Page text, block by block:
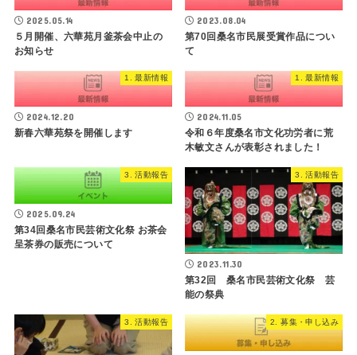
2025.05.14
５月開催、六華苑月釜茶会中止の
お知らせ
2023.08.04
第70回桑名市民展受賞作品につい
て
1. 最新情報
2024.12.20
新春六華苑祭を開催します
1. 最新情報
2024.11.05
令和６年度桑名市文化功労者に荒
木敏文さんが表彰されました！
3. 活動報告
2025.09.24
第34回桑名市民芸術文化祭 お茶会
呈茶券の販売について
3. 活動報告
2023.11.30
第32回 桑名市民芸術文化祭 芸
能の祭典
3. 活動報告 2. 募集・申し込み